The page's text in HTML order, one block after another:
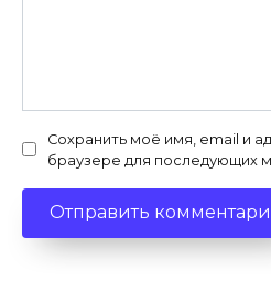
Сохранить моё имя, email и
браузере для последующих